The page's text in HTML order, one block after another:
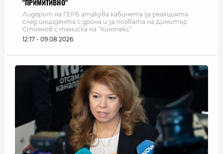
"ПРИМИТИВНО"
Лидерът на ГЕРБ атакува кабинета за реакцията
след инцидента с дрона и за появата на Димитър
Стоянов с тениска на “Кинтекс”
12:17 - 09.08.2026